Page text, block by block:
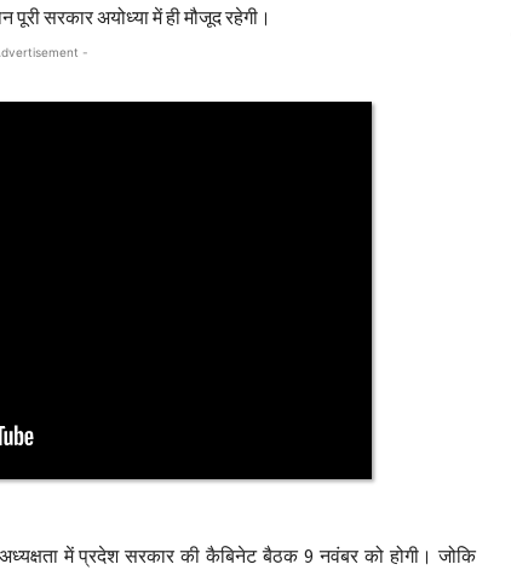
पूरी सरकार अयोध्या में ही मौजूद रहेगी।
-
में प्रदेश सरकार की कैबिनेट बैठक 9 नवंबर को होगी। जोकि